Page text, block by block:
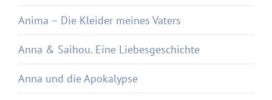
Anima – Die Kleider meines Vaters
Anna & Saihou. Eine Liebesgeschichte
Anna und die Apokalypse